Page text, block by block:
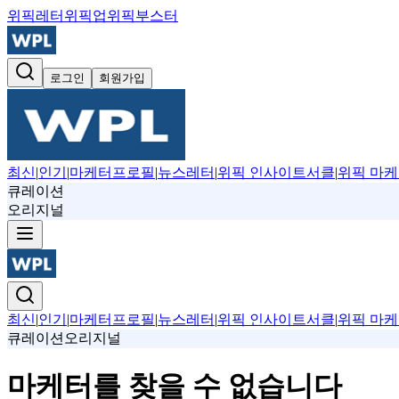
위픽레터 위픽업위픽부스터
로그인 회원가입
최신|인기 |마케터프로필|뉴스레터 |위픽 인사이트서클|위픽 마케
큐레이션
오리지널
최신|인기 |마케터프로필|뉴스레터 |위픽 인사이트서클|위픽 마케
큐레이션 오리지널
마케터를 찾을 수 없습니다